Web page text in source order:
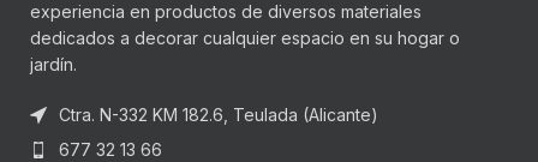
experiencia en productos de diversos materiales
dedicados a decorar cualquier espacio en su hogar o
jardín.
Ctra. N-332 KM 182.6, Teulada (Alicante)
677 32 13 66